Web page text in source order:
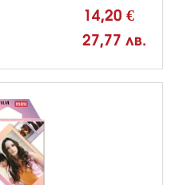
14,20 €
27,77 лв.